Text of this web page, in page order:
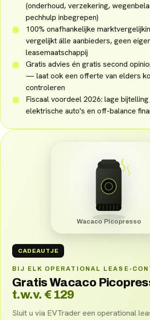
(onderhoud, verzekering,
pechhulp inbegrepen)
100% onafhankelijke
vergelijkt álle aanbieders, geen
leasemaatschappij
Gratis advies én gratis second
— laat ook een offerte van elders
controleren
Fiscaal voordeel 2026: lage
elektrische auto's en off-balance
CADEAUTJE
BIJ ELK OPERATIONAL LEASE-
Gratis Wacaco
t.w.v. € 129
Sluit u via EVTrader een operational
Wacaco Picopresso